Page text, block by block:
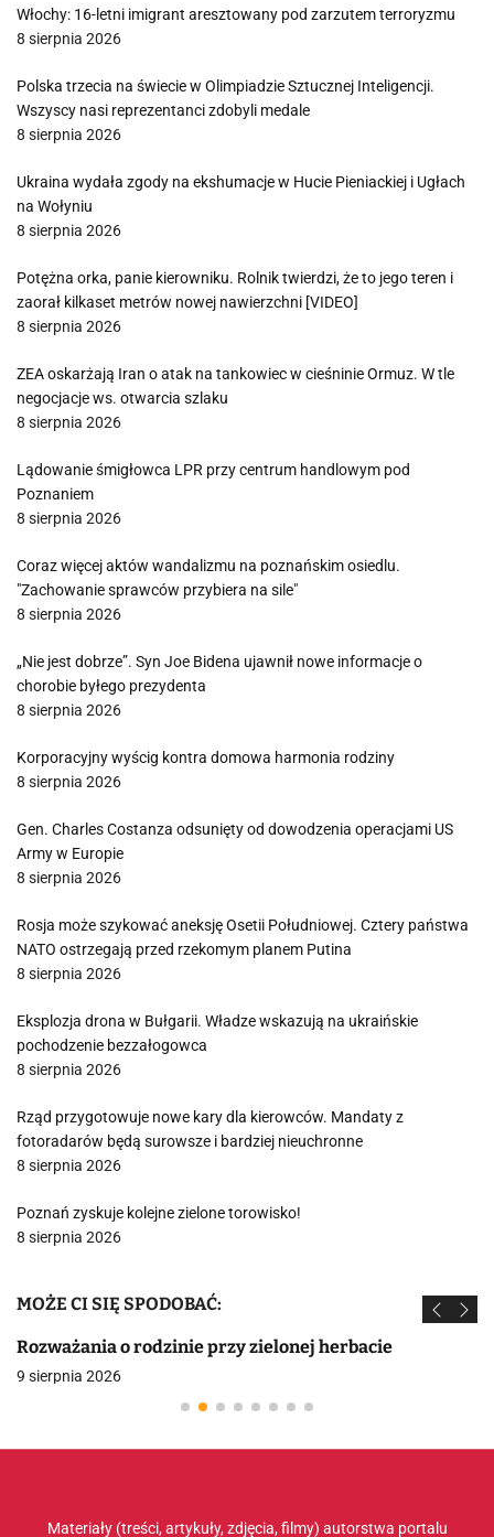
Włochy: 16-letni imigrant aresztowany pod zarzutem terroryzmu
8 sierpnia 2026
Polska trzecia na świecie w Olimpiadzie Sztucznej Inteligencji.
Wszyscy nasi reprezentanci zdobyli medale
8 sierpnia 2026
Ukraina wydała zgody na ekshumacje w Hucie Pieniackiej i Ugłach
na Wołyniu
8 sierpnia 2026
Potężna orka, panie kierowniku. Rolnik twierdzi, że to jego teren i
zaorał kilkaset metrów nowej nawierzchni [VIDEO]
8 sierpnia 2026
ZEA oskarżają Iran o atak na tankowiec w cieśninie Ormuz. W tle
negocjacje ws. otwarcia szlaku
8 sierpnia 2026
Lądowanie śmigłowca LPR przy centrum handlowym pod
Poznaniem
8 sierpnia 2026
Coraz więcej aktów wandalizmu na poznańskim osiedlu.
"Zachowanie sprawców przybiera na sile"
8 sierpnia 2026
„Nie jest dobrze”. Syn Joe Bidena ujawnił nowe informacje o
chorobie byłego prezydenta
8 sierpnia 2026
Korporacyjny wyścig kontra domowa harmonia rodziny
8 sierpnia 2026
Gen. Charles Costanza odsunięty od dowodzenia operacjami US
Army w Europie
8 sierpnia 2026
Rosja może szykować aneksję Osetii Południowej. Cztery państwa
NATO ostrzegają przed rzekomym planem Putina
8 sierpnia 2026
Eksplozja drona w Bułgarii. Władze wskazują na ukraińskie
pochodzenie bezzałogowca
8 sierpnia 2026
Rząd przygotowuje nowe kary dla kierowców. Mandaty z
fotoradarów będą surowsze i bardziej nieuchronne
8 sierpnia 2026
Poznań zyskuje kolejne zielone torowisko!
8 sierpnia 2026
MOŻE CI SIĘ SPODOBAĆ:
Rozważania o rodzinie przy zielonej herbacie
9 sierpnia 2026
Materiały (treści, artykuły, zdjęcia, filmy) autorstwa portalu